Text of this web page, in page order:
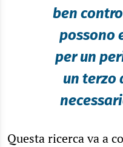
ben
possono
per un
un terzo
Questa ricerca va a